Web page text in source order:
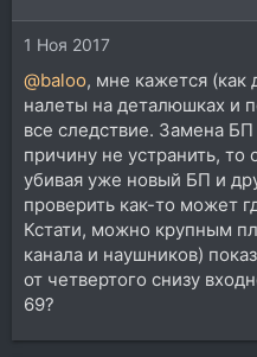
1 Ноя 2017
@baloo, мне кажется (как
налеты на деталюшках и
все следствие. Замена
причину не устранить, то
убивая уже новый БП и
проверить как-то может
Кстати, можно крупным
канала и наушников)
от четвертого снизу
69?